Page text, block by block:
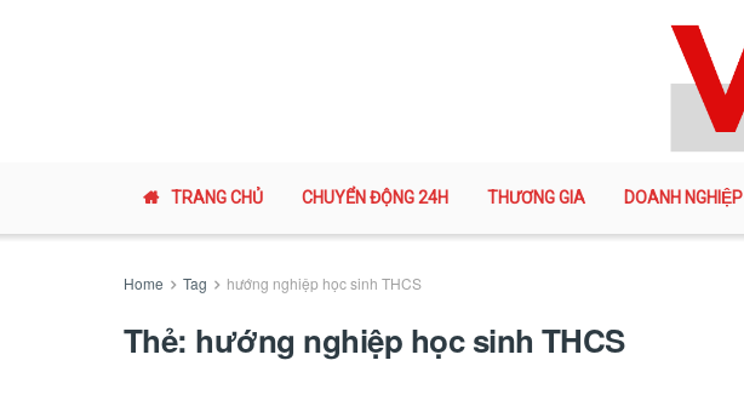
TRANG CHỦ CHUYỂN ĐỘNG 24H THƯƠNG GIA DOANH NGHIỆP
Home Tag hướng nghiệp học sinh THCS
Thẻ: hướng nghiệp học sinh THCS